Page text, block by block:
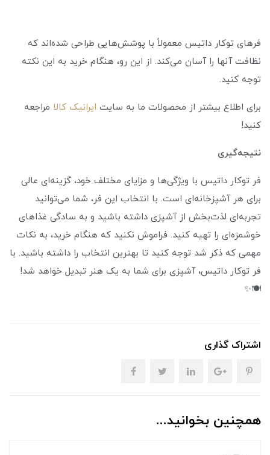
فرهای توکار داتیس معمولاً با پوشش‌هایی طراحی شده‌اند که
نظافت آنها را آسان می‌کند. از این رو، هنگام خرید به این نکته
توجه کنید.
برای اطلاع بیشتر از محصولات ما به سایت ایرانیک کالا مراجعه
کنید!
نتیجه‌گیری
فر توکار داتیس با ویژگی‌ها و مزایای مختلف خود، گزینه‌ای عالی
برای هر آشپزخانه‌ای است. با انتخاب این فر، شما می‌توانید
تجربه‌ای لذت‌بخش از آشپزی داشته باشید و به سادگی غذاهای
خوشمزه‌ای را تهیه کنید. فراموش نکنید که هنگام خرید، به نکات
مهمی که ذکر شد توجه کنید تا بهترین انتخاب را داشته باشید. با
فر توکار داتیس، آشپزی برای شما به یک هنر تبدیل خواهد شد!
🍽️✨
اشتراک گذاری
همچنین بخوانید...